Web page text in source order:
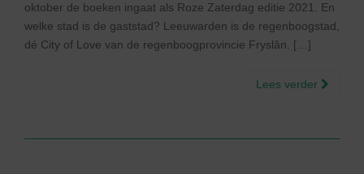
oktober de boeken ingaat als Roze Zaterdag editie 2021. En
welke stad is de gaststad? Leeuwarden is de regenboogstad,
dé City of Love van de regenboogprovincie Fryslân. […]
Lees verder